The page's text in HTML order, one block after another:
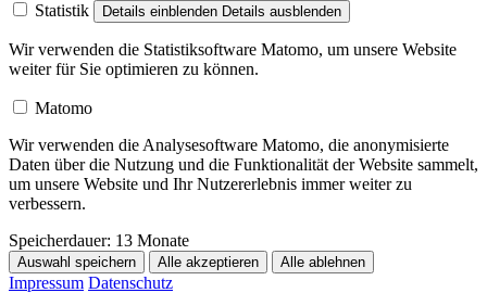
Statistik
Details einblenden Details ausblenden
Wir verwenden die Statistiksoftware Matomo, um unsere Website
weiter für Sie optimieren zu können.
Matomo
Wir verwenden die Analysesoftware Matomo, die anonymisierte
Daten über die Nutzung und die Funktionalität der Website sammelt,
um unsere Website und Ihr Nutzererlebnis immer weiter zu
verbessern.
Speicherdauer: 13 Monate
Auswahl speichern Alle akzeptieren Alle ablehnen
Impressum Datenschutz